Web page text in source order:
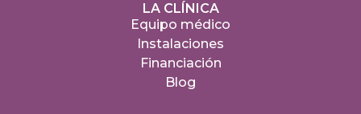
LA CLÍNICA
Equipo médico
Instalaciones
Financiación
Blog